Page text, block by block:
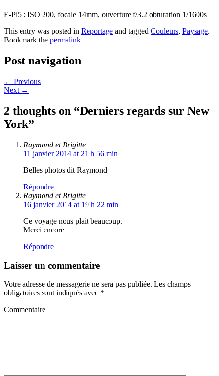
E-Pl5 : ISO 200, focale 14mm, ouverture f/3.2 obturation 1/1600s
This entry was posted in Reportage and tagged Couleurs, Paysage.
Bookmark the permalink.
Post navigation
← Previous
Next →
2 thoughts on “Derniers regards sur New
York”
Raymond et Brigitte
11 janvier 2014 at 21 h 56 min
Belles photos dit Raymond
Répondre
Raymond et Brigitte
16 janvier 2014 at 19 h 22 min
Ce voyage nous plait beaucoup.
Merci encore
Répondre
Laisser un commentaire
Votre adresse de messagerie ne sera pas publiée. Les champs
obligatoires sont indiqués avec *
Commentaire